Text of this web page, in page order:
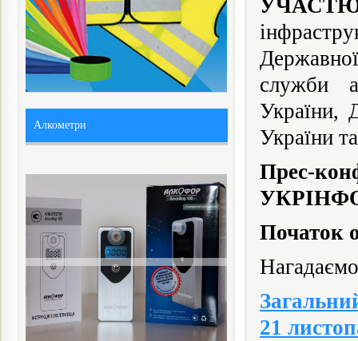
служби
України,
України
Прес-
Початок
21
Алкометри